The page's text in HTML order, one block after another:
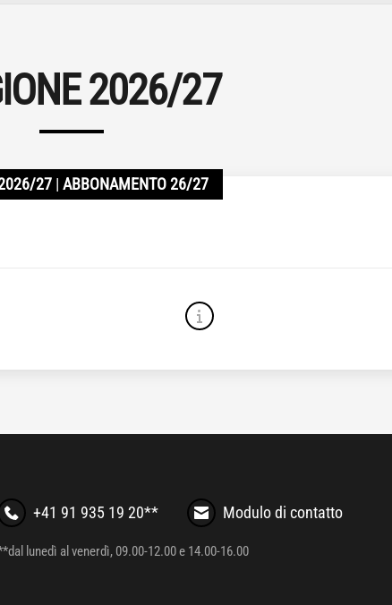
2026/27
27 ABBONAMENTO 26/27
+41 91 935 19 20** Modulo di contatto
lunedì al venerdì, 09.00-12.00 e 14.00-16.00